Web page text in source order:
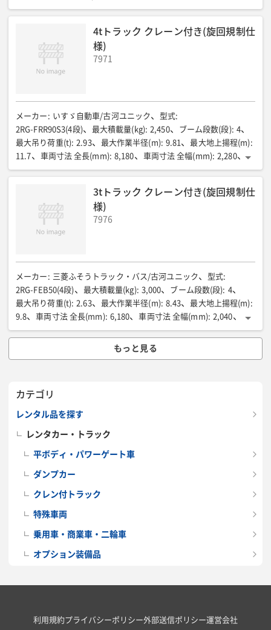
4tトラック クレーン付き(旋回規制仕
様)
7971
メーカー : いすゞ自動車/古河ユニック 型式:
2RG-FRR90S3(4段)
最大積載量(kg): 2,450 ブーム段数(段): 4
最大吊り荷重(t): 2.93 最大作業半径(m): 9.81 最大地上揚程(m):
11.7
車両寸法 全長(mm): 8,180 車両寸法 全幅(mm): 2,280
車両寸法 全高(mm): 3,040 荷台寸法 全長(mm): 5,375
7,995 燃料タンク容量(ℓ) 100 乗車定員(人): 3
3tトラック クレーン付き(旋回規制仕
様)
7976
メーカー : 三菱ふそうトラック・バス/古河ユニック 型式:
2RG-FEB50(4段)
最大積載量(kg): 3,000 ブーム段数(段): 4
最大吊り荷重(t): 2.63 最大作業半径(m): 8.43 最大地上揚程(m):
9.8
車両寸法 全長(mm): 6,180 車両寸法 全幅(mm): 2,040
車両寸法 全高(mm): 2,700 荷台寸法 全長(mm): 3,610
荷台寸法 全高(mm)
もっと見る
カテゴリ
レンタル品を探す
レンタカー・トラック
平ボディ・パワーゲート車
ダンプカー
クレン付トラック
特殊車両
乗用車・商業車・二輪車
オプション装備品
利用規約プライバシーポリシー外部送信ポリシー運営会社